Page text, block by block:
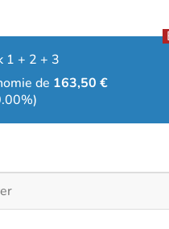
1 + 2 + 3
de 163,50 €